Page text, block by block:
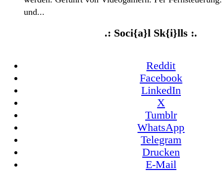
und...
.: Soci{a}l Sk{i}lls :.
Reddit
Facebook
LinkedIn
X
Tumblr
WhatsApp
Telegram
Drucken
E-Mail